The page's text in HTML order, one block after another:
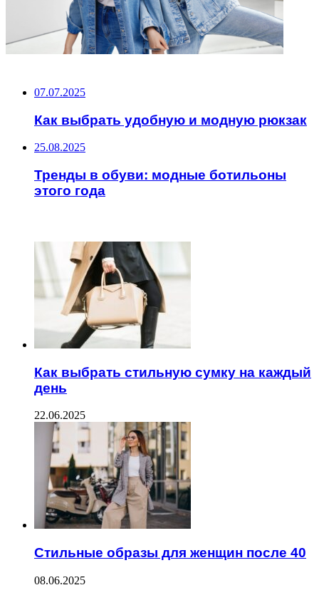
07.07.2025
Как выбрать удобную и модную рюкзак
25.08.2025
Тренды в обуви: модные ботильоны
этого года
Как выбрать стильную сумку на каждый
день
22.06.2025
Стильные образы для женщин после 40
08.06.2025